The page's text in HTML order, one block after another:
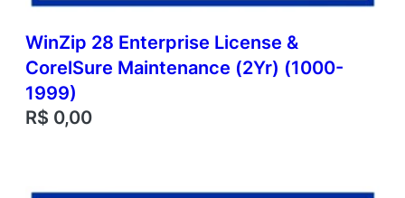
WinZip 28 Enterprise License &
CorelSure Maintenance (2Yr) (1000-
1999)
R$ 0,00